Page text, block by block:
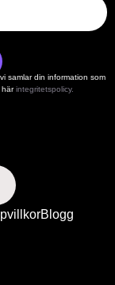
samlar din information som
härintegritetspolicy.
Blogg